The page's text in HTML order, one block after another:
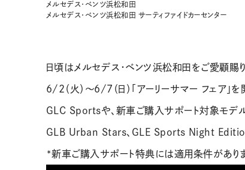
メルセデス･ベンツ浜松和田
メルセデス･ベンツ浜松和田 サーティファイドカーセンター
日頃はメルセデス・ベンツ浜松和田をご愛顧賜り
6/2（火）～6/7（日）「アーリーサマー フェア」を
GLC Sportsや、新車ご購入サポート対象モ
GLB Urban Stars、GLE Sports Night Edition
*新車ご購入サポート特典には適用条件があり